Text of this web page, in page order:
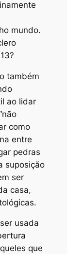
mundo.
também
ao lidar
como
entre
pedras
suposição
ser
casa,
usada
que